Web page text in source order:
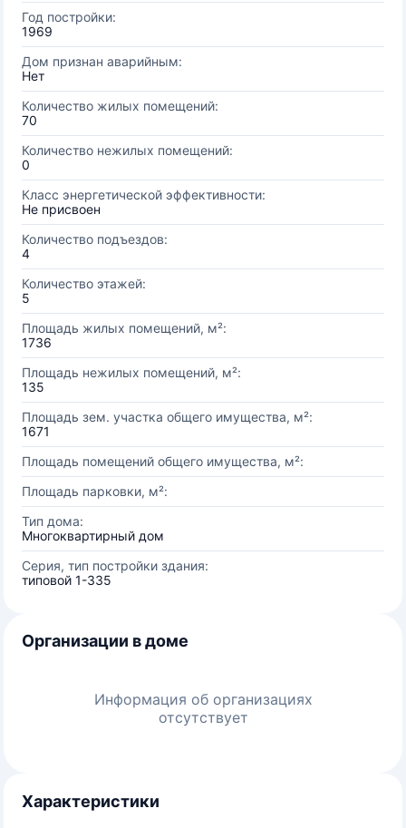
Год постройки:
1969
Дом признан аварийным:
Нет
Количество жилых помещений:
70
Количество нежилых помещений:
0
Класс энергетической эффективности:
Не присвоен
Количество подъездов:
4
Количество этажей:
5
Площадь жилых помещений, м²:
1736
Площадь нежилых помещений, м²:
135
Площадь зем. участка общего имущества, м²:
1671
Площадь помещений общего имущества, м²:
Площадь парковки, м²:
Тип дома:
Многоквартирный дом
Серия, тип постройки здания:
типовой 1-335
Организации в доме
Информация об организациях
отсутствует
Характеристики